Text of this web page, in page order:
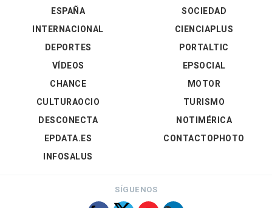
ESPAÑA
INTERNACIONAL
DEPORTES
VÍDEOS
SOCIEDAD
CIENCIAPLUS
PORTALTIC
EPSOCIAL
CHANCE
CULTURAOCIO
DESCONECTA
EPDATA.ES
INFOSALUS
MOTOR
TURISMO
NOTIMÉRICA
CONTACTOPHOTO
SÍGUENOS